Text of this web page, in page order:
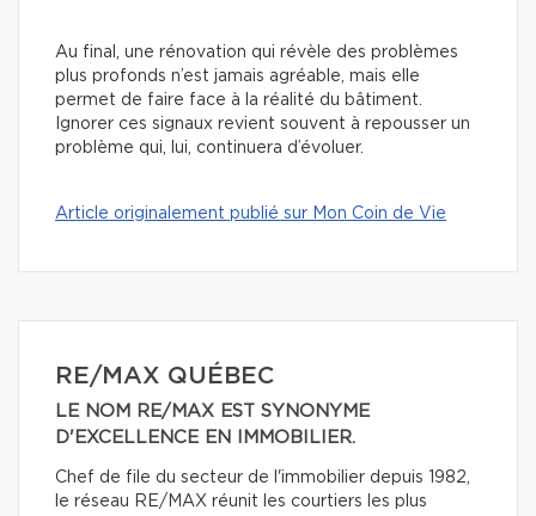
Au final, une rénovation qui révèle des problèmes
plus profonds n’est jamais agréable, mais elle
permet de faire face à la réalité du bâtiment.
Ignorer ces signaux revient souvent à repousser un
problème qui, lui, continuera d’évoluer.
Article originalement publié sur Mon Coin de Vie
RE/MAX QUÉBEC
LE NOM RE/MAX EST SYNONYME
D'EXCELLENCE EN IMMOBILIER.
Chef de file du secteur de l'immobilier depuis 1982,
le réseau RE/MAX réunit les courtiers les plus